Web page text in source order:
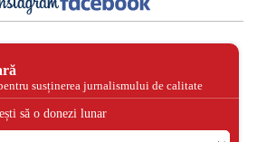
susținerea jurnalismului de calitate
să o donezi lunar